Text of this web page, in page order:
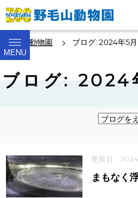
MENU
野毛山動物園 ブログ: 2024年5月
ブログ: 2024
更新日：
まもなく